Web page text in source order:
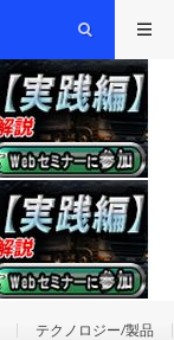
テクノロジー/製品